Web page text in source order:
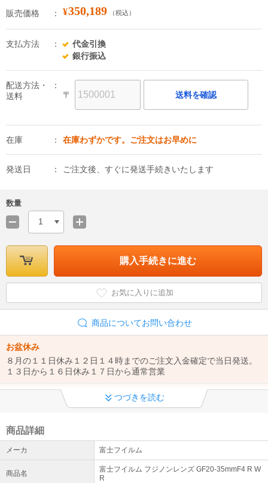
販売価格 ¥350,189 （税込）
支払方法
代金引換
銀行振込
配送方法・
送料
〒 送料を確認
在庫 在庫わずかです。ご注文はお早めに
発送日 ご注文後、すぐに発送手続きいたします
数量
1
購入手続きに進む
お気に入りに追加
商品についてお問い合わせ
お盆休み
８月の１１日休み１２日１４時までのご注文入金確定で当日発送。
１３日から１６日休み１７日から通常営業
デジスタイルプラスオープン
ご要望の多かったクレジット決済可能店がオープンいたしましたの
ださい。 https://kaago.com/digi-styleplus/
ご利用規約必ずご確認ください
誠に勝手ながら、 お電話の対応をお休みとさせていただきます 詳細
より必ずご確認ください
つづきを読む
商品詳細
メーカ 富士フイルム
商品名
富士フイルム フジノンレンズ GF20-35mmF4 R W
R